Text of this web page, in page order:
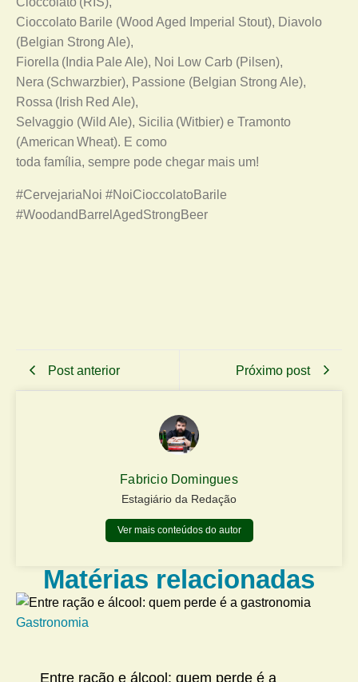
Cioccolato Barile (Wood Aged Imperial Stout), Diavolo
(Belgian Strong Ale),
Fiorella (India Pale Ale), Noi Low Carb (Pilsen),
Nera (Schwarzbier), Passione (Belgian Strong Ale),
Rossa (Irish Red Ale),
Selvaggio (Wild Ale), Sicilia (Witbier) e Tramonto
(American Wheat). E como
toda família, sempre pode chegar mais um!
#CervejariaNoi #NoiCioccolatoBarile
#WoodandBarrelAgedStrongBeer
Post anterior Próximo post
Fabricio Domingues
Estagiário da Redação
Ver mais conteúdos do autor
Matérias relacionadas
Gastronomia
Entre ração e álcool: quem perde é a